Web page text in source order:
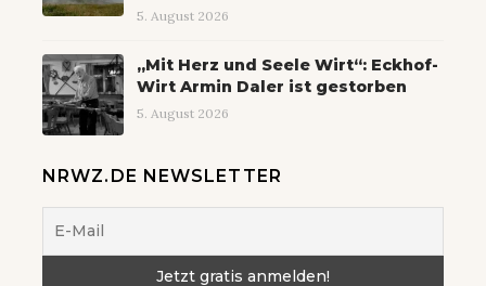
5. August 2026
„Mit Herz und Seele Wirt“: Eckhof-
Wirt Armin Daler ist gestorben
5. August 2026
NRWZ.DE NEWSLETTER